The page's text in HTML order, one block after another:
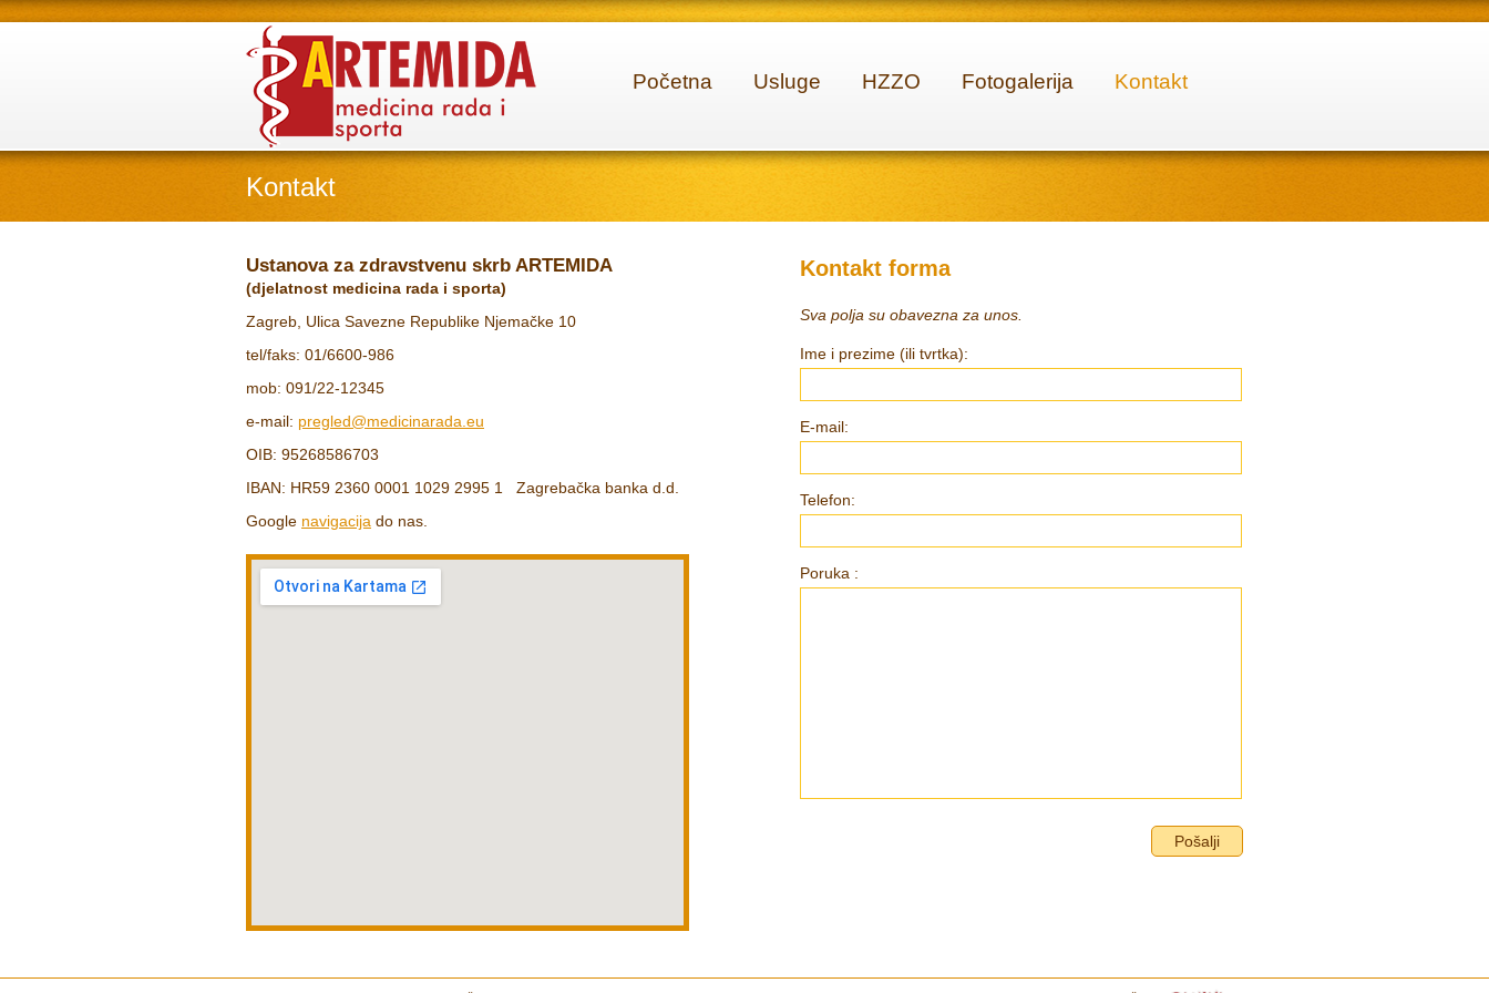
Početna Usluge HZZO Fotogalerija Kontakt
Kontakt
Ustanova za zdravstvenu skrb ARTEMIDA
(djelatnost medicina rada i sporta)
Zagreb, Ulica Savezne Republike Njemačke 10
tel/faks: 01/6600-986
mob: 091/22-12345
e-mail: pregled@medicinarada.eu
OIB: 95268586703
IBAN: HR59 2360 0001 1029 2995 1 Zagrebačka banka d.d.
Google navigacija do nas.
Kontakt forma
Sva polja su obavezna za unos.
Ime i prezime (ili tvrtka):
E-mail:
Telefon:
Poruka :